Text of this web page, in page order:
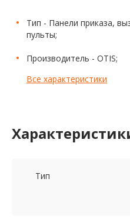
Тип - Панели приказа,
пульты;
Производитель - OTIS;
Все характеристики
Тип